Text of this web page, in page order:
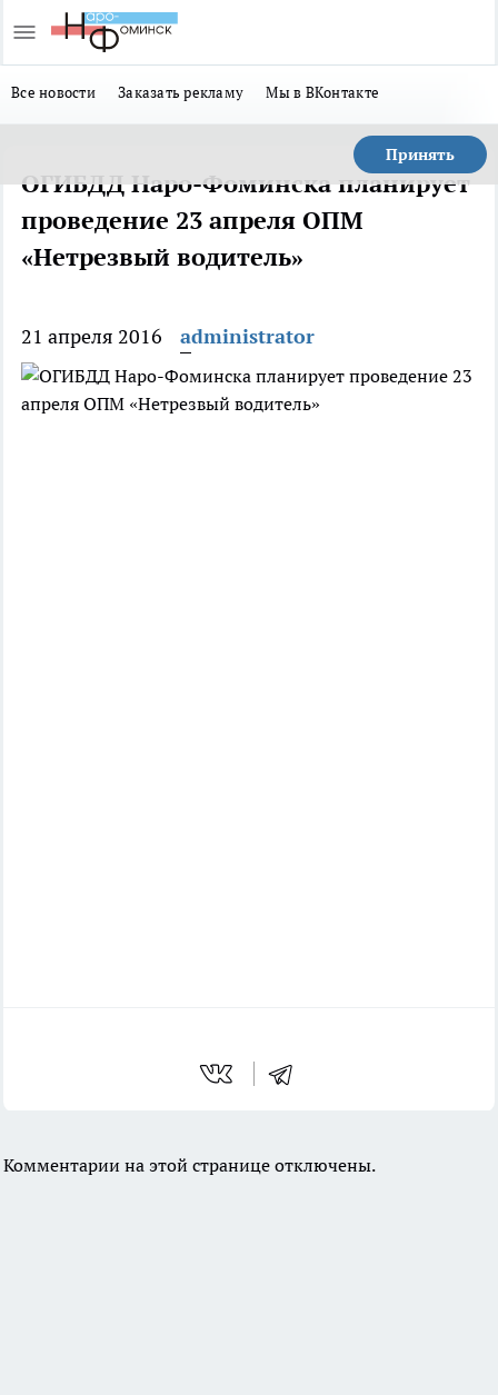
Все новости Заказать рекламу Мы в ВКонтакте
Принять
ОГИБДД Наро-Фоминска планирует
проведение 23 апреля ОПМ
«Нетрезвый водитель»
21 апреля 2016 administrator
Комментарии на этой странице отключены.